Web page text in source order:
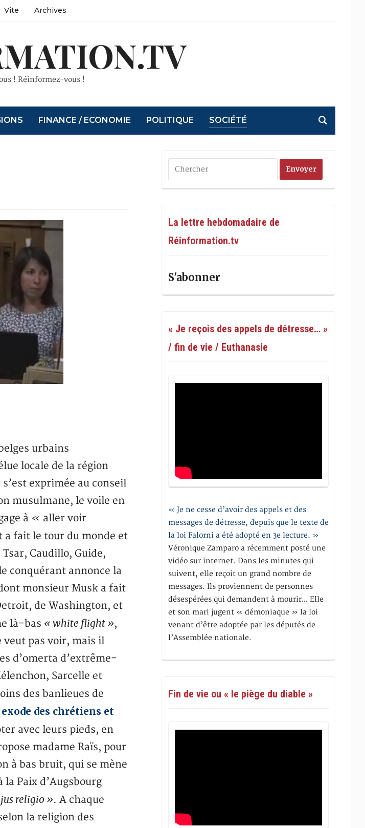
Vite Archives
! Réinformez-vous !
FINANCE / ECONOMIE POLITIQUE SOCIÉTÉ
urbains
locale de la région
exprimée au conseil
musulmane, le voile en
à « aller voir
a fait le tour du monde et
Caudillo, Guide,
conquérant annonce la
monsieur Musk a fait
de Washington, et
là-bas « white flight »,
veut pas voir, mais il
d’omerta d’extrême-
Sarcelle et
des banlieues de
des chrétiens et
avec leurs pieds, en
madame Raïs, pour
à bas bruit, qui se mène
Paix d’Augsbourg
religio ». A chaque
la religion des
La lettre hebdomadaire de
Réinformation.tv
S'abonner
« Je reçois des appels de détresse… »
/ fin de vie / Euthanasie
« Je ne cesse d’avoir des appels et des
messages de détresse, depuis que le texte de
la loi Falorni a été adopté en 3e lecture. »
Véronique Zamparo a récemment posté une
vidéo sur internet. Dans les minutes qui
suivent, elle reçoit un grand nombre de
messages. Ils proviennent de personnes
désespérées qui demandent à mourir… Elle
et son mari jugent « démoniaque » la loi
venant d’être adoptée par les députés de
l’Assemblée nationale.
Fin de vie ou « le piège du diable »